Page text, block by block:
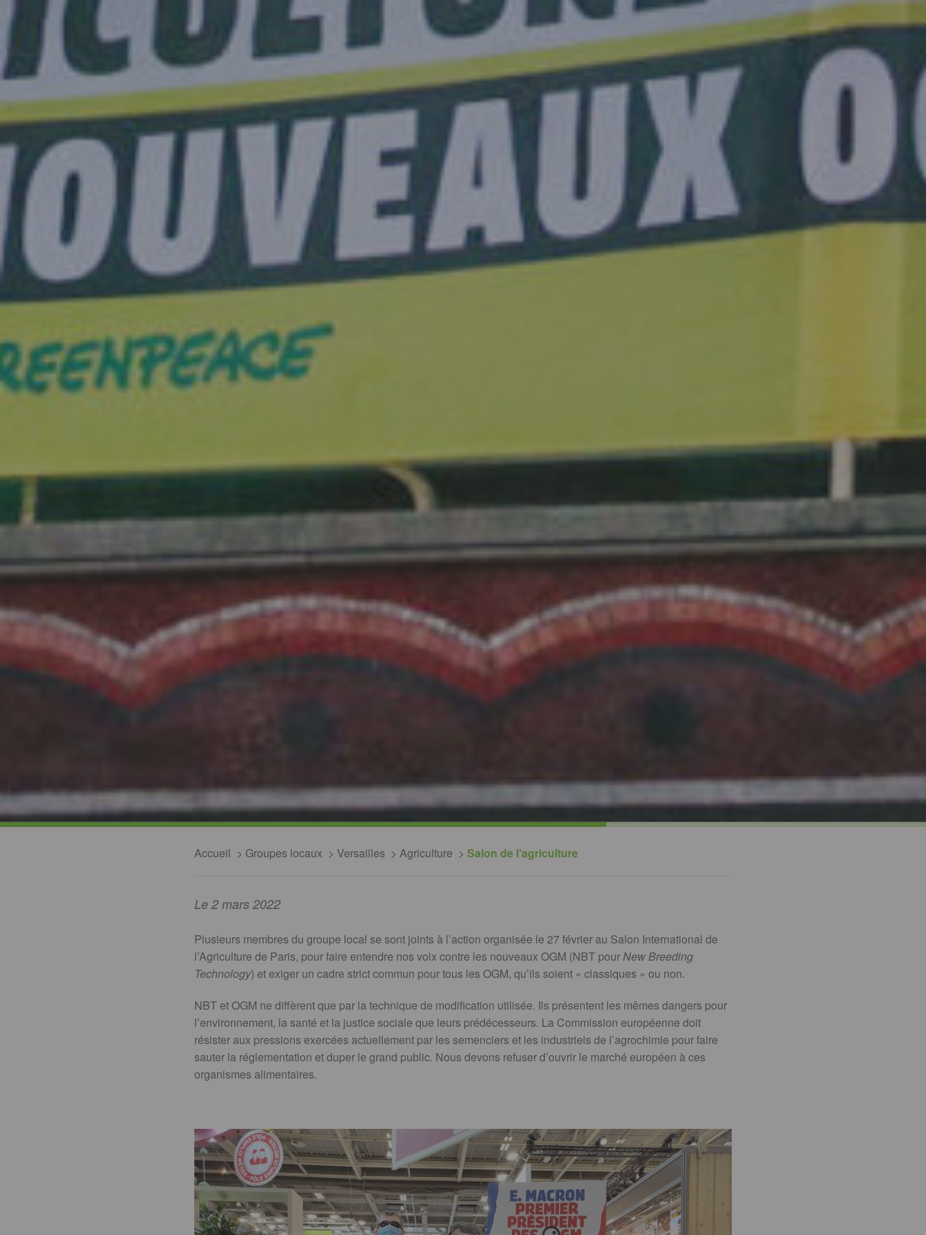
Accueil Groupes locaux Versailles Agriculture Salon de l’agriculture
Le 2 mars 2022
Plusieurs membres du groupe local se sont joints à l’action organisée le 27 février au Salon International de
l’Agriculture de Paris, pour faire entendre nos voix contre les nouveaux OGM (NBT pourNew Breeding
Technology) et exiger un cadre strict commun pour tous les OGM, qu’ils soient « classiques » ou non.
NBT et OGM ne diffèrent que par la technique de modification utilisée. Ils présentent les mêmes dangers pour
l’environnement, la santé et la justice sociale que leurs prédécesseurs. La Commission européenne doit
résister aux pressions exercées actuellement par les semenciers et les industriels de l’agrochimie pour faire
sauter la réglementation et duper le grand public. Nous devons refuser d’ouvrir le marché européen à ces
organismes alimentaires.